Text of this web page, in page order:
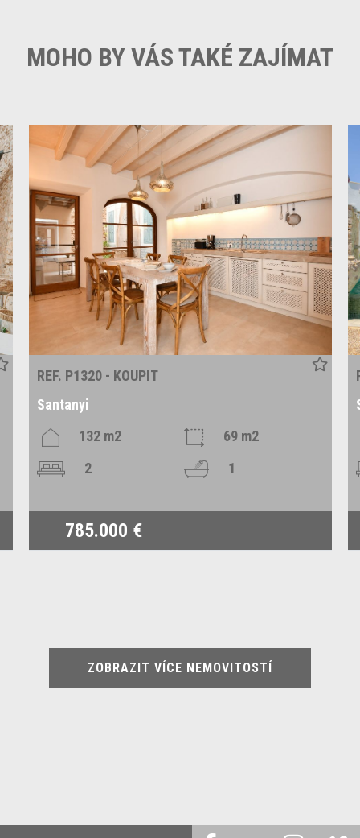
MOHO BY VÁS TAKÉ ZAJÍMAT
REF. P1320 - KOUPIT
Santanyi
132 m2
69 m2
2
1
785.000 €
ZOBRAZIT VÍCE NEMOVITOSTÍ